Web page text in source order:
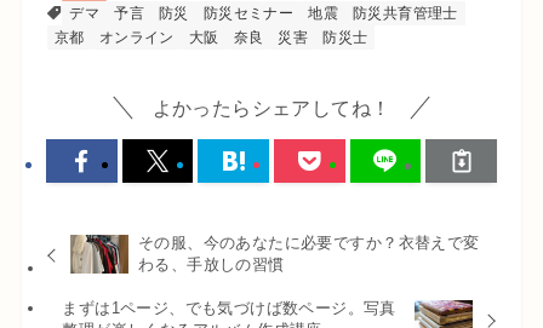
デマ
予言 防災 防災セミナー 地震
防災共育管理士
京都
オンライン 大阪 奈良 災害 防災士
よかったらシェアしてね！
その服、今のあなたに必要ですか？衣替えで変
わる、手放しの習慣
まずは1ページ、でも気づけば数ページ。写真